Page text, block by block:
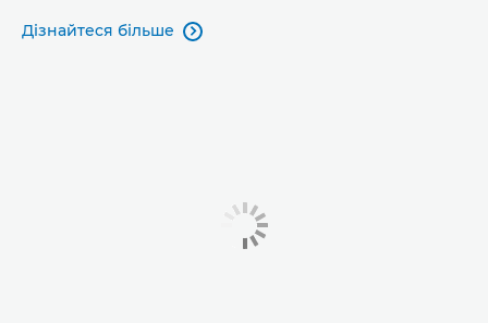
Дізнайтеся більше 